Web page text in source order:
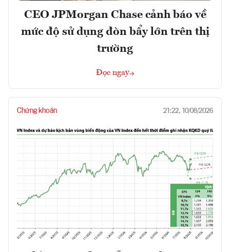
CEO JPMorgan Chase cảnh báo về
mức độ sử dụng đòn bẩy lớn trên thị
trường
Đọc ngay
Chứng khoán 21:22, 10/08/2026